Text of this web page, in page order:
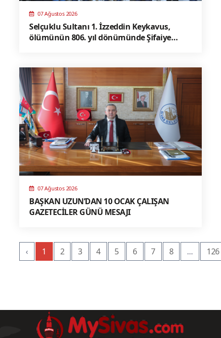
07 Ağustos 2026
Selçuklu Sultanı 1. İzzeddin Keykavus,
ölümünün 806. yıl dönümünde Şifaiye
07 Ağustos 2026
BAŞKAN UZUN’DAN 10 OCAK ÇALIŞAN
GAZETECİLER GÜNÜ MESAJI
‹ 1 2 3 4 5 6 7 8 ... 126